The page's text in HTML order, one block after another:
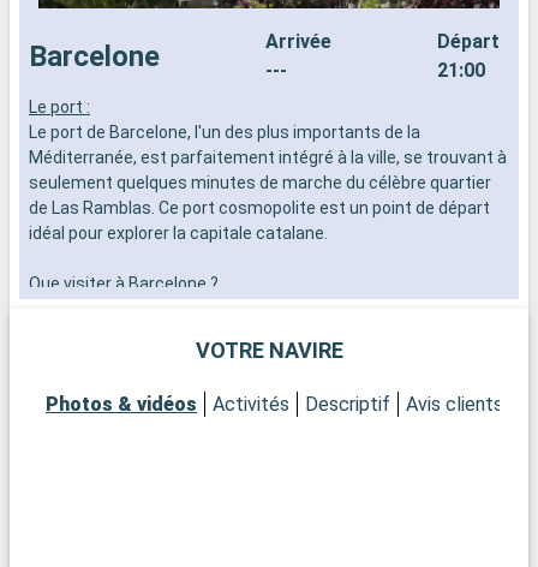
Barcelone
Arrivée
---
Départ
21:00
Le port :
Le port de Barcelone, l'un des plus importants de la
Méditerranée, est parfaitement intégré à la ville, se trouvant à
seulement quelques minutes de marche du célèbre quartier
de Las Ramblas. Ce port cosmopolite est un point de départ
idéal pour explorer la capitale catalane.
Que visiter à Barcelone ?
et explorez le quartier gothique pour son ambiance historique.
vie locale et des saveurs catalanes.
VOTRE NAVIRE
Photos & vidéos Activités Descriptif Avis clients